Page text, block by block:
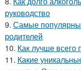
руководство
9. Самые
родителей
10. Как лучше всего
11. Какие